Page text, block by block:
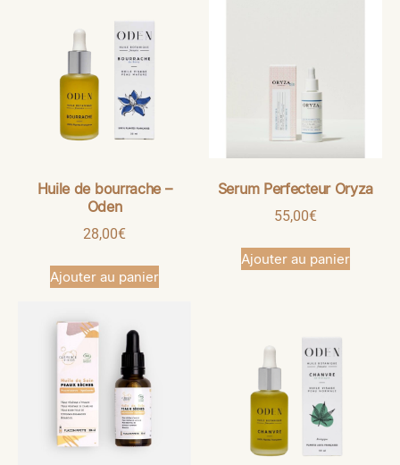
Huile de bourrache –
Oden
28,00€
Ajouter au panier
Serum Perfecteur Oryza
55,00€
Ajouter au panier